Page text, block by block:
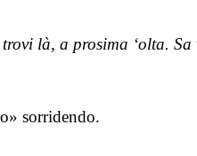
là, a prosima ‘olta. Sa
sorridendo.